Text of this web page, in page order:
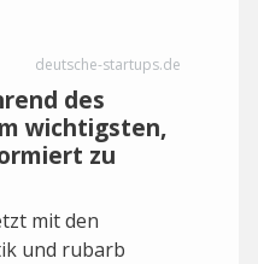
deutsche-startups.de
des
wichtigsten,
zu
mit den
und rubarb